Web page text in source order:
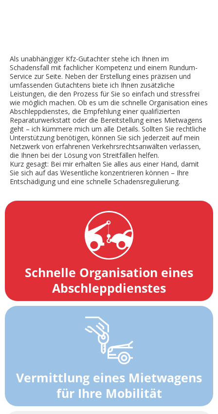
Als unabhängiger Kfz-Gutachter stehe ich Ihnen im
Schadensfall mit fachlicher Kompetenz und einem Rundum-
Service zur Seite. Neben der Erstellung eines präzisen und
umfassenden Gutachtens biete ich Ihnen zusätzliche
Leistungen, die den Prozess für Sie so einfach und stressfrei
wie möglich machen. Ob es um die schnelle Organisation eines
Abschleppdienstes, die Empfehlung einer qualifizierten
Reparaturwerkstatt oder die Bereitstellung eines Mietwagens
geht – ich kümmere mich um alle Details. Sollten Sie rechtliche
Unterstützung benötigen, können Sie sich jederzeit auf mein
Netzwerk von erfahrenen Verkehrsrechtsanwälten verlassen,
die Ihnen bei der Lösung von Streitfällen helfen.
Kurz gesagt: Bei mir erhalten Sie alles aus einer Hand, damit
Sie sich auf das Wesentliche konzentrieren können – Ihre
Entschädigung und eine schnelle Schadensregulierung.
Schnelle Organisation eines
Abschleppdienstes
Vermittlung eines Mietwagens
für Ihre Mobilität